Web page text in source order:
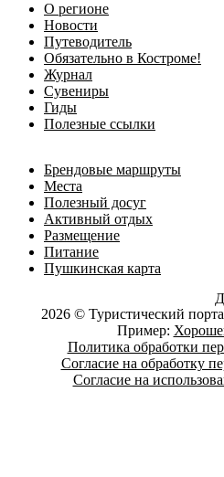
О регионе
Новости
Путеводитель
Обязательно в Костроме!
Журнал
Сувениры
Гиды
Полезные ссылки
Брендовые маршруты
Места
Полезный досуг
Активный отдых
Размещение
Питание
Пушкинская карта
2026 © Туристический
Пример:
Политика обработки
Согласие на обработку
Согласие на